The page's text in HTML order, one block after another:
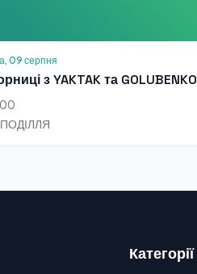
09 серпня
з YAKTAK та GOLUBENKO
Категорії